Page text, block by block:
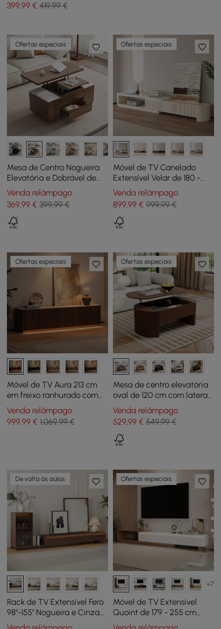
399,99 € 419,99 €
Ofertas especiais
Mesa de Centro Nogueira
Elevatória e Dobrável de
100 cm com 4 Bancos e
Arrumação
Venda relâmpago
369,99 € 399,99 €
Ofertas especiais
Móvel de TV Canelado
Extensível Velar de 180 -
290 cm com Tampo em
Pedra Sinterizada e 3
Gavetas
Venda relâmpago
899,99€ 999,99 €
Ofertas especiais
Móvel de TV Aura 213 cm
em freixo ranhurado com
tampo de pedra
sinterizada e luz LED -
nogueira
Venda relâmpago
999,99 € 1.069,99 €
Ofertas especiais
Mesa de centro elevatória
oval de 120 cm com laterais
caneladas nogueira
Venda relâmpago
529,99€ 549,99 €
De volta às aulas
Rack de TV Extensível Fero
98"-155" Nogueira e Cinza
com Estante e Luz LED
Ofertas especiais
+7
Móvel de TV Extensível
Quoint de 179 - 255 cm
com 3 Gavetas e Luz